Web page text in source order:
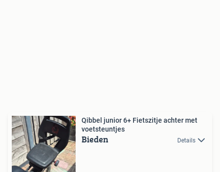
Qibbel junior 6+ Fietszitje achter met
voetsteuntjes
Bieden Details